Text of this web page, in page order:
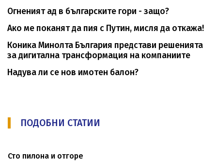
Огненият ад в българските гори - защо?
Ако ме поканят да пия с Путин, мисля да откажа!
Коника Минолта България представи решенията
за дигитална трансформация на компаниите
Надува ли се нов имотен балон?
ПОДОБНИ СТАТИИ
Сто пилона и отгоре